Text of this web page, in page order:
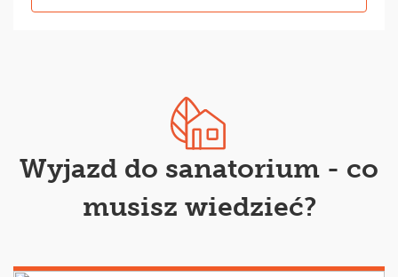
Wyjazd do sanatorium - co
musisz wiedzieć?